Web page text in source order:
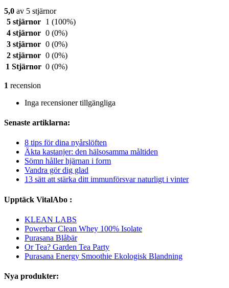
5,0 av 5 stjärnor
5 stjärnor
1 (100%)
4 stjärnor 0 (0%)
3 stjärnor 0 (0%)
2 stjärnor 0 (0%)
1 Stjärnor 0 (0%)
1 recension
Inga recensioner tillgängliga
Senaste artiklarna:
8 tips för dina nyårslöften
Äkta kastanjer: den hälsosamma måltiden
Sömn håller hjärnan i form
Vandra gör dig glad
13 sätt att stärka ditt immunförsvar naturligt i vinter
Upptäck VitalAbo :
KLEAN LABS
Powerbar Clean Whey 100% Isolate
Purasana Blåbär
Or Tea? Garden Tea Party
Purasana Energy Smoothie Ekologisk Blandning
Nya produkter: